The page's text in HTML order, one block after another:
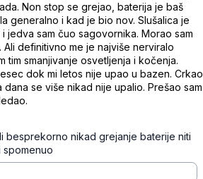
Non stop se grejao, baterija je baš
generalno i kad je bio nov. Slušalica je
jedva sam čuo sagovornika. Morao sam
Ali definitivno me je najviše nerviralo
tim smanjivanje osvetljenja i kočenja.
dok mi letos nije upao u bazen. Crkao
se više nikad nije upalio. Prešao sam
besprekorno nikad grejanje baterije niti
spomenuo